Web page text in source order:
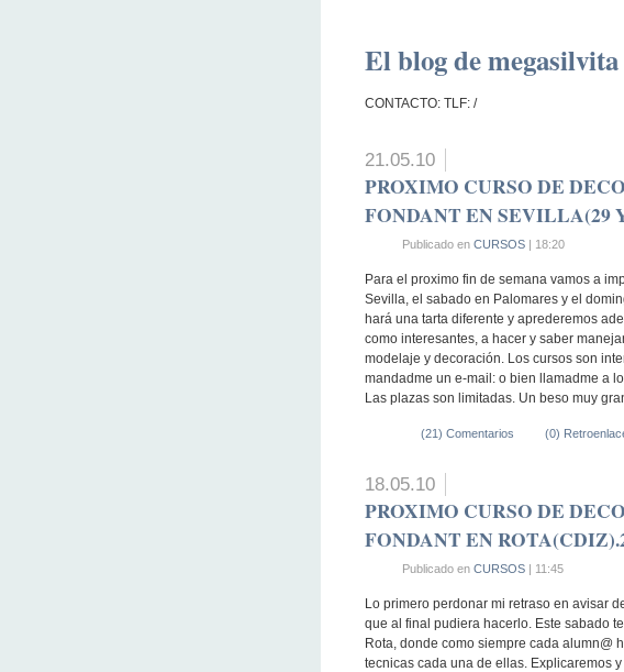
El blog de megasilvita
CONTACTO: TLF: /
21.05.10
PROXIMO CURSO DE
FONDANT EN SEVILLA(29
Publicado en CURSOS| 18:20
Para el proximo fin de semana vamos a
Sevilla, el sabado en Palomares y el
hará una tarta diferente y aprederemos
como interesantes, a hacer y saber
modelaje y decoración. Los cursos son
mandadme un e-mail: o bien llamadme a
Las plazas son limitadas. Un beso muy
(21) Comentarios (0)
18.05.10
PROXIMO CURSO DE
FONDANT EN
Publicado en CURSOS| 11:45
Lo primero perdonar mi retraso en avisar
que al final pudiera hacerlo. Este sabado
Rota, donde como siempre cada alumn@
tecnicas cada una de ellas. Explicaremos